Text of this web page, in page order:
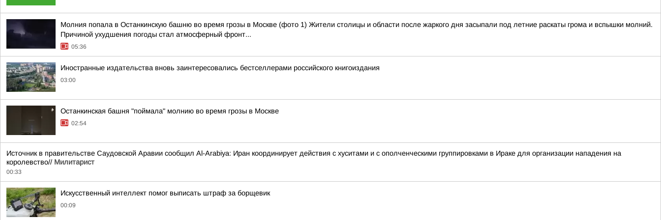
Молния попала в Останкинскую башню во время грозы в Москве (фото 1) Жители столицы и области после жаркого дня засыпали под летние раскаты грома и вспышки молний.
Причиной ухудшения погоды стал атмосферный фронт...
05:36
Иностранные издательства вновь заинтересовались бестселлерами российского книгоиздания
03:00
Останкинская башня "поймала" молнию во время грозы в Москве
02:54
Источник в правительстве Саудовской Аравии сообщил Al-Arabiya: Иран координирует действия с хуситами и с ополченческими группировками в Ираке для организации нападения на
королевство// Милитарист
00:33
Искусственный интеллект помог выписать штраф за борщевик
00:09